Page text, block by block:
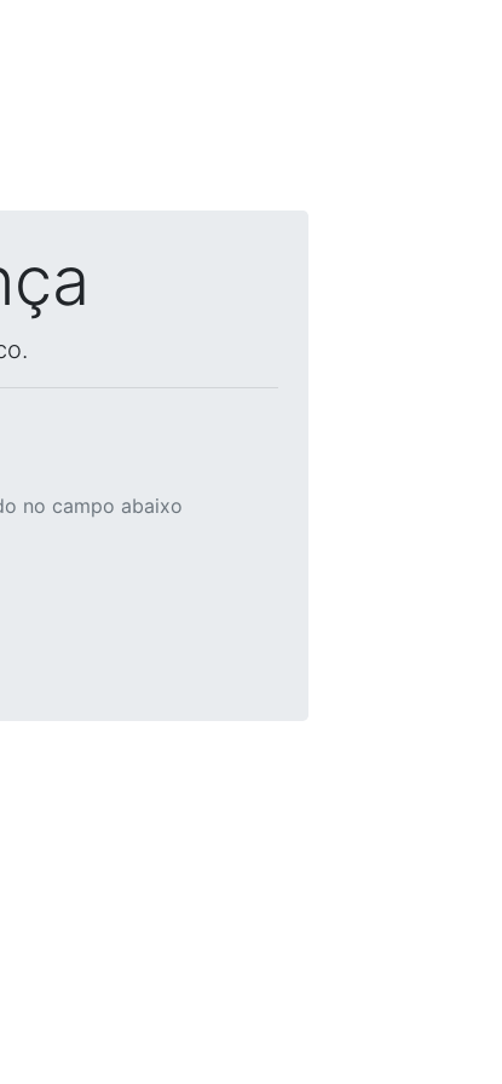
no campo abaixo